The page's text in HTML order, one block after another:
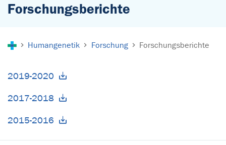
Forschungsberichte
Humangenetik Forschung Forschungsberichte
2019-2020
2017-2018
2015-2016